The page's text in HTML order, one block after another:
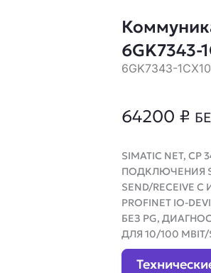
6GK7343-
6GK7343-
64200 ₽
SIMATIC NET,
ПОДКЛЮЧЕНИЯ
SEND/RECEIVE
PROFINET IO-
БЕЗ PG,
ДЛЯ 10/100 MBIT/